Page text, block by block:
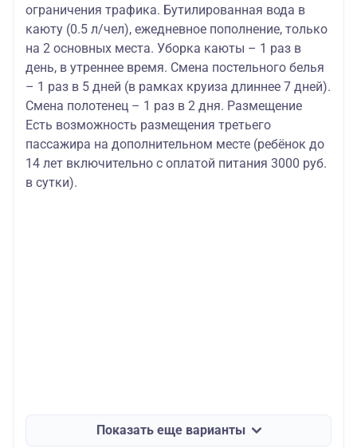
ограничения трафика. Бутилированная вода в
каюту (0.5 л/чел), ежедневное пополнение, только
на 2 основных места. Уборка каюты – 1 раз в
день, в утреннее время. Смена постельного белья
– 1 раз в 5 дней (в рамках круиза длиннее 7 дней).
Смена полотенец – 1 раз в 2 дня. Размещение
Есть возможность размещения третьего
пассажира на дополнительном месте (ребёнок до
14 лет включительно с оплатой питания 3000 руб.
в сутки).
Показать еще варианты